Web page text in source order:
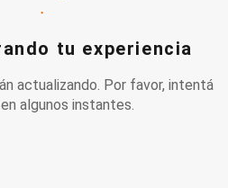
tu experiencia
actualizando. Por favor, intentá
algunos instantes.